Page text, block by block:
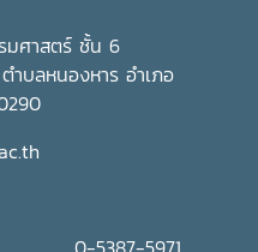
รรษาในครั้งนี้ จัดโดย กอง
ยแม่โจ้
มศาสตร์ ชั้น 6
ำบลหนองหาร อำเภอ